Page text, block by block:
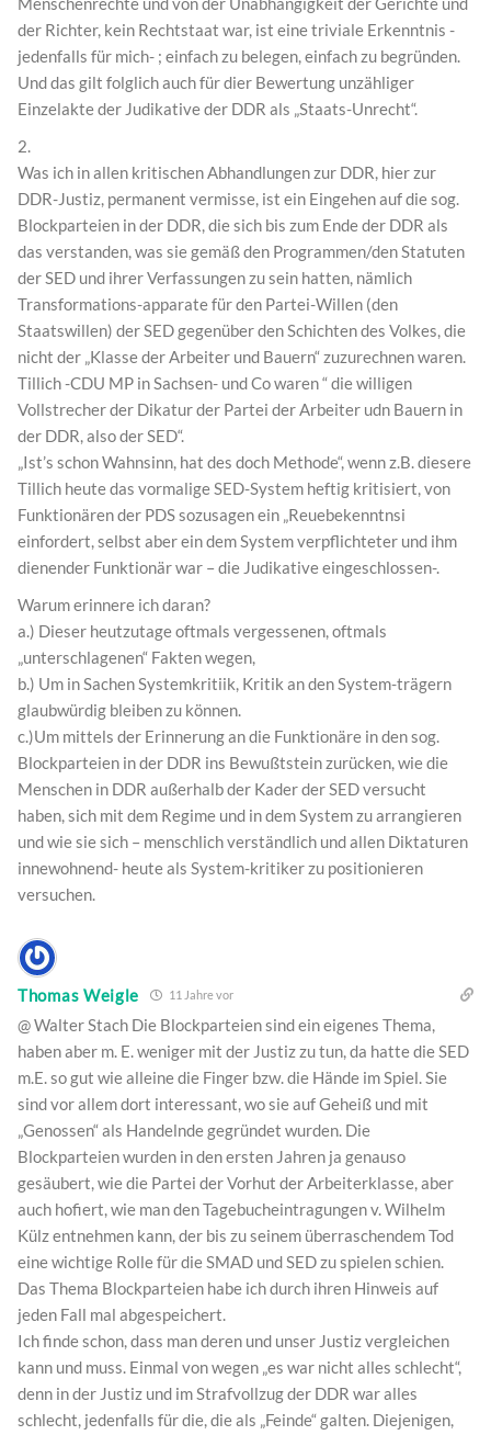
der Richter, kein Rechtstaat war, ist eine triviale Erkenntnis -
jedenfalls für mich- ; einfach zu belegen, einfach zu begründen.
Und das gilt folglich auch für dier Bewertung unzähliger
Einzelakte der Judikative der DDR als „Staats-Unrecht“.
2.
Was ich in allen kritischen Abhandlungen zur DDR, hier zur
DDR-Justiz, permanent vermisse, ist ein Eingehen auf die sog.
Blockparteien in der DDR, die sich bis zum Ende der DDR als
das verstanden, was sie gemäß den Programmen/den Statuten
der SED und ihrer Verfassungen zu sein hatten, nämlich
Transformations-apparate für den Partei-Willen (den
Staatswillen) der SED gegenüber den Schichten des Volkes, die
nicht der „Klasse der Arbeiter und Bauern“ zuzurechnen waren.
Tillich -CDU MP in Sachsen- und Co waren “ die willigen
Vollstrecher der Dikatur der Partei der Arbeiter udn Bauern in
der DDR, also der SED“.
„Ist’s schon Wahnsinn, hat des doch Methode“, wenn z.B. diesere
Tillich heute das vormalige SED-System heftig kritisiert, von
Funktionären der PDS sozusagen ein „Reuebekenntnsi
einfordert, selbst aber ein dem System verpflichteter und ihm
dienender Funktionär war – die Judikative eingeschlossen-.
Warum erinnere ich daran?
a.) Dieser heutzutage oftmals vergessenen, oftmals
„unterschlagenen“ Fakten wegen,
b.) Um in Sachen Systemkritiik, Kritik an den System-trägern
glaubwürdig bleiben zu können.
c.)Um mittels der Erinnerung an die Funktionäre in den sog.
Blockparteien in der DDR ins Bewußtstein zurücken, wie die
Menschen in DDR außerhalb der Kader der SED versucht
haben, sich mit dem Regime und in dem System zu arrangieren
und wie sie sich – menschlich verständlich und allen Diktaturen
innewohnend- heute als System-kritiker zu positionieren
versuchen.
Thomas Weigle 11 Jahre vor
@ Walter Stach Die Blockparteien sind ein eigenes Thema,
haben aber m. E. weniger mit der Justiz zu tun, da hatte die SED
m.E. so gut wie alleine die Finger bzw. die Hände im Spiel. Sie
sind vor allem dort interessant, wo sie auf Geheiß und mit
„Genossen“ als Handelnde gegründet wurden. Die
Blockparteien wurden in den ersten Jahren ja genauso
gesäubert, wie die Partei der Vorhut der Arbeiterklasse, aber
auch hofiert, wie man den Tagebucheintragungen v. Wilhelm
Külz entnehmen kann, der bis zu seinem überraschendem Tod
eine wichtige Rolle für die SMAD und SED zu spielen schien.
Das Thema Blockparteien habe ich durch ihren Hinweis auf
jeden Fall mal abgespeichert.
Ich finde schon, dass man deren und unser Justiz vergleichen
kann und muss. Einmal von wegen „es war nicht alles schlecht“,
denn in der Justiz und im Strafvollzug der DDR war alles
schlecht, jedenfalls für die, die als „Feinde“ galten. Diejenigen,